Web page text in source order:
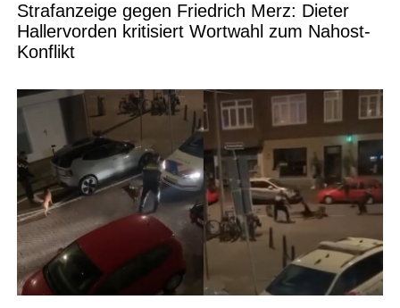
Strafanzeige gegen Friedrich Merz: Dieter
Hallervorden kritisiert Wortwahl zum Nahost-
Konflikt